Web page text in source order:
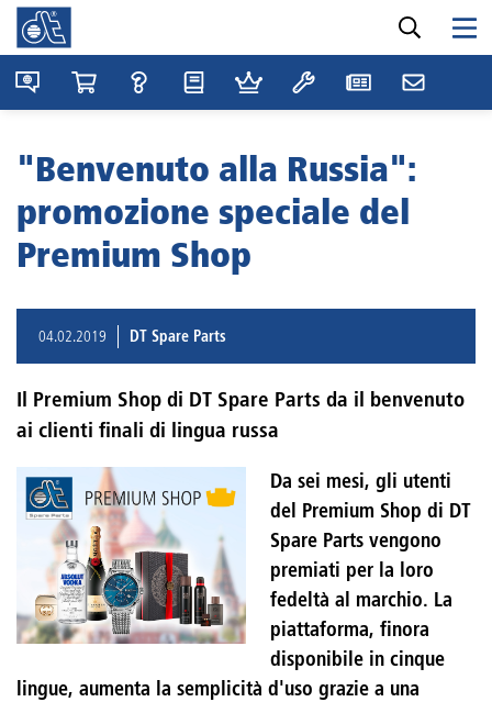
"Benvenuto alla Russia":
promozione speciale del
Premium Shop
04.02.2019 DT Spare Parts
Il Premium Shop di DT Spare Parts da il benvenuto
ai clienti finali di lingua russa
Da sei mesi, gli utenti
del Premium Shop di DT
Spare Parts vengono
premiati per la loro
fedeltà al marchio. La
piattaforma, finora
disponibile in cinque
lingue, aumenta la semplicità d'uso grazie a una